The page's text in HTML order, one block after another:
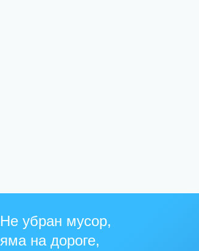
Не убран мусор,
яма на дороге,